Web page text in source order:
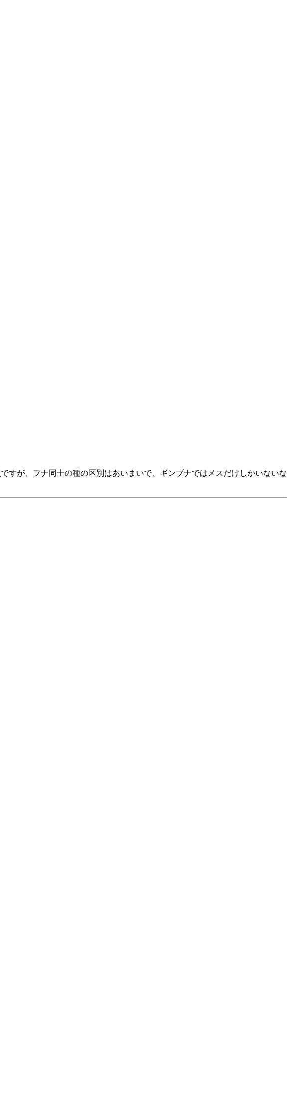
すが、フナ同士の種の区別はあいまいで、ギンブナではメスだけしかいないな